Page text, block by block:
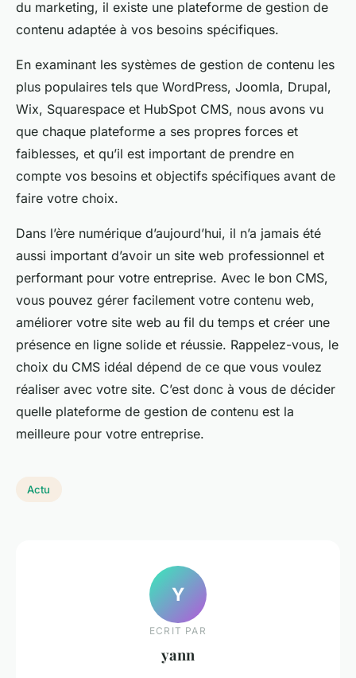
du marketing, il existe une plateforme de gestion de
contenu adaptée à vos besoins spécifiques.
En examinant les systèmes de gestion de contenu les
plus populaires tels que WordPress, Joomla, Drupal,
Wix, Squarespace et HubSpot CMS, nous avons vu
que chaque plateforme a ses propres forces et
faiblesses, et qu’il est important de prendre en
compte vos besoins et objectifs spécifiques avant de
faire votre choix.
Dans l’ère numérique d’aujourd’hui, il n’a jamais été
aussi important d’avoir un site web professionnel et
performant pour votre entreprise. Avec le bon CMS,
vous pouvez gérer facilement votre contenu web,
améliorer votre site web au fil du temps et créer une
présence en ligne solide et réussie. Rappelez-vous, le
choix du CMS idéal dépend de ce que vous voulez
réaliser avec votre site. C’est donc à vous de décider
quelle plateforme de gestion de contenu est la
meilleure pour votre entreprise.
Actu
Y
ECRIT PAR
yann